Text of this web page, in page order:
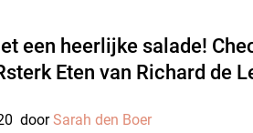
een heerlijke salade!
Eten van Richard de
doorSarah den Boer